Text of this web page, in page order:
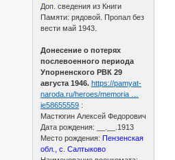
Доп. сведения из Книги
Памяти: рядовой. Пропал без
вести май 1943.
Донесение о потерях
послевоенного периода
Упорненского РВК 29
августа 1946. https://pamyat-
naroda.ru/heroes/memoria …
ie58655559 :
Мастюгин Алексей Федорович
Дата рождения: __.__.1913
Место рождения:Пензенская
обл., с. Салтыково